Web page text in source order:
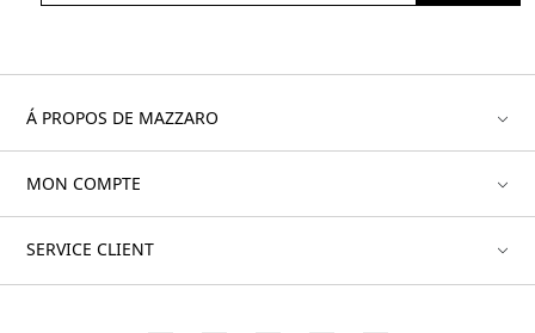
Á PROPOS DE MAZZARO
MON COMPTE
SERVICE CLIENT